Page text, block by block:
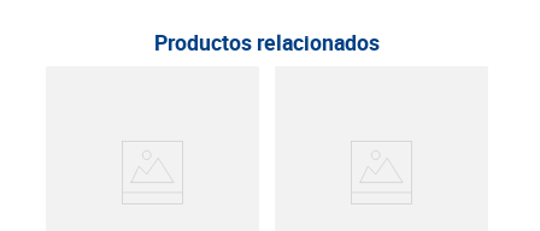
Productos relacionados